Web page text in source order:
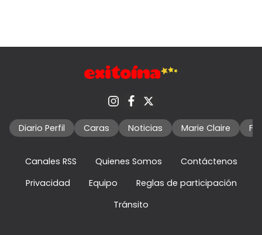
Diario Perfil Caras Noticias Marie Claire
Canales RSS Quienes Somos
Contáctenos
Privacidad
Equipo
Reglas de participación
Tránsito